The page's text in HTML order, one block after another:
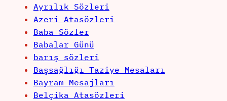
Ayrılık Sözleri
Azeri Atasözleri
Baba Sözler
Babalar Günü
barış sözleri
Başsağlığı Taziye Mesaları
Bayram Mesajları
Belçika Atasözleri